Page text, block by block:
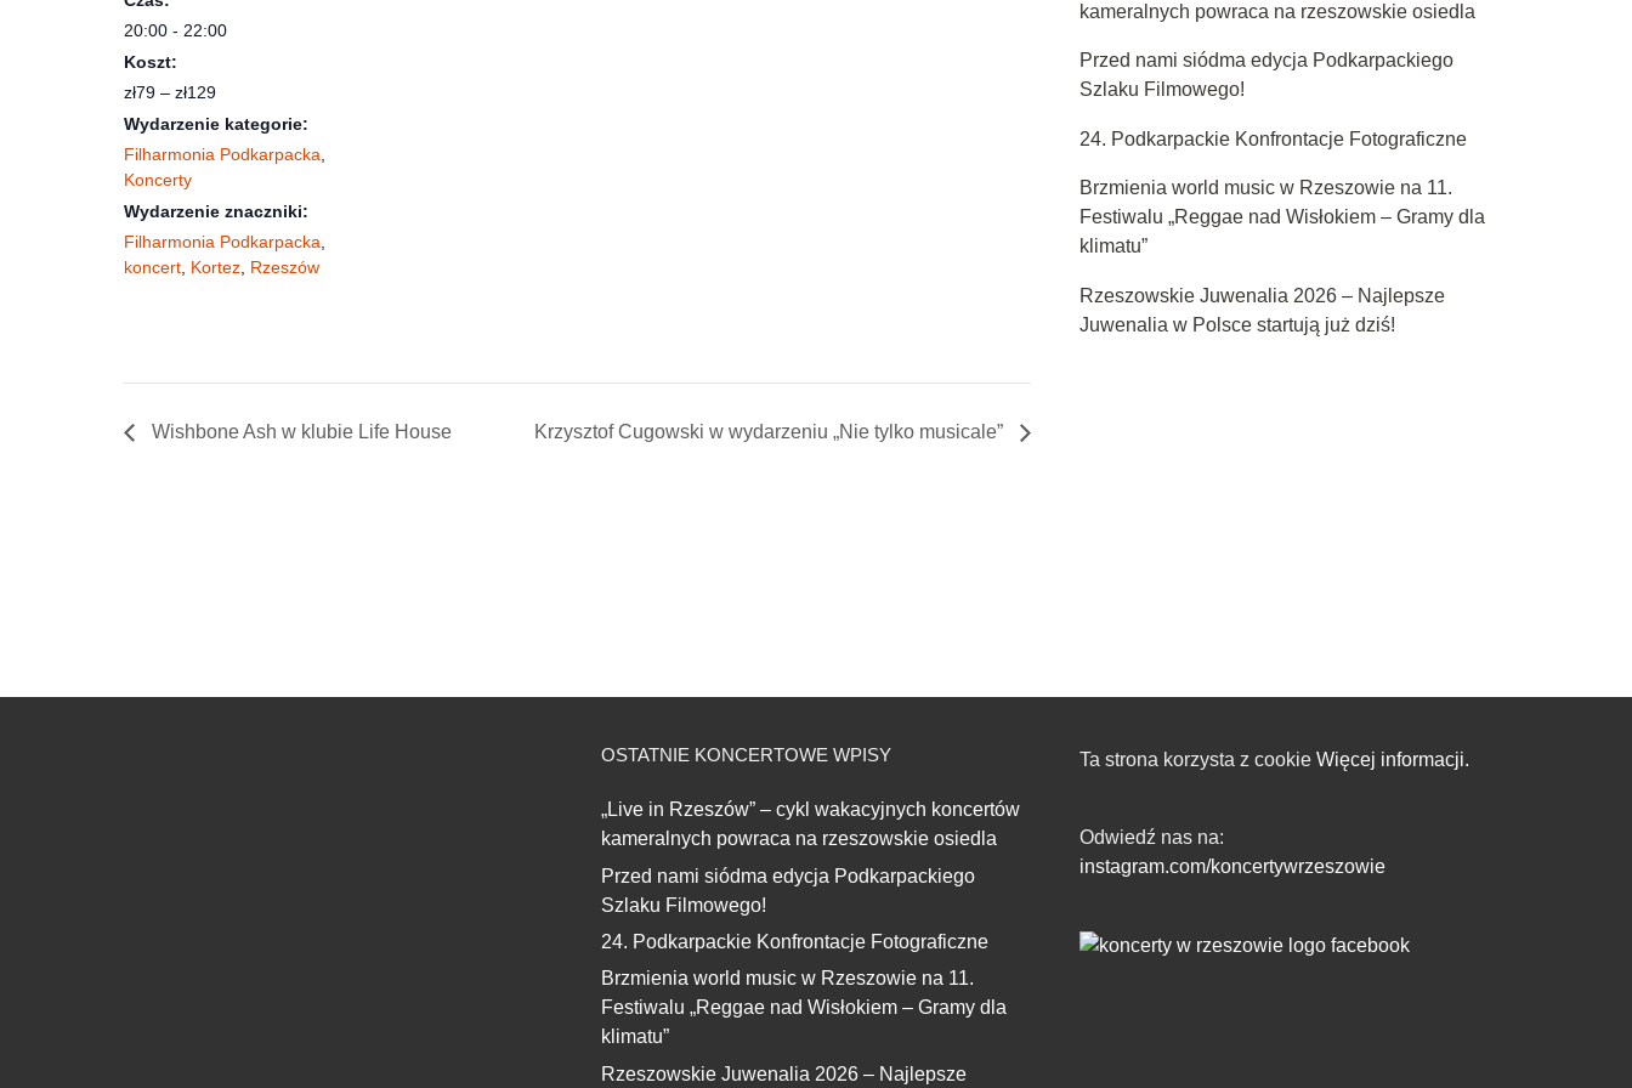
20:00 - 22:00
Koszt:
zł79 – zł129
Wydarzenie kategorie:
Filharmonia Podkarpacka
Koncerty
Wydarzenie znaczniki:
Filharmonia Podkarpacka
koncert Kortez Rzeszów
Wishbone Ash w klubie Life House Krzysztof Cugowski w wydarzeniu „Nie tylko musicale”
kameralnych powraca na rzeszowskie osiedla
Przed nami siódma edycja Podkarpackiego
Szlaku Filmowego!
24. Podkarpackie Konfrontacje Fotograficzne
Brzmienia world music w Rzeszowie na 11.
Festiwalu „Reggae nad Wisłokiem – Gramy dla
klimatu”
Rzeszowskie Juwenalia 2026 – Najlepsze
Juwenalia w Polsce startują już dziś!
OSTATNIE KONCERTOWE WPISY
„Live in Rzeszów” – cykl wakacyjnych koncertów
kameralnych powraca na rzeszowskie osiedla
Przed nami siódma edycja Podkarpackiego
Szlaku Filmowego!
24. Podkarpackie Konfrontacje Fotograficzne
Brzmienia world music w Rzeszowie na 11.
Festiwalu „Reggae nad Wisłokiem – Gramy dla
klimatu”
Rzeszowskie Juwenalia 2026 – Najlepsze
Ta strona korzysta z cookie Więcej informacji.
Odwiedź nas na:
instagram.com/koncertywrzeszowie